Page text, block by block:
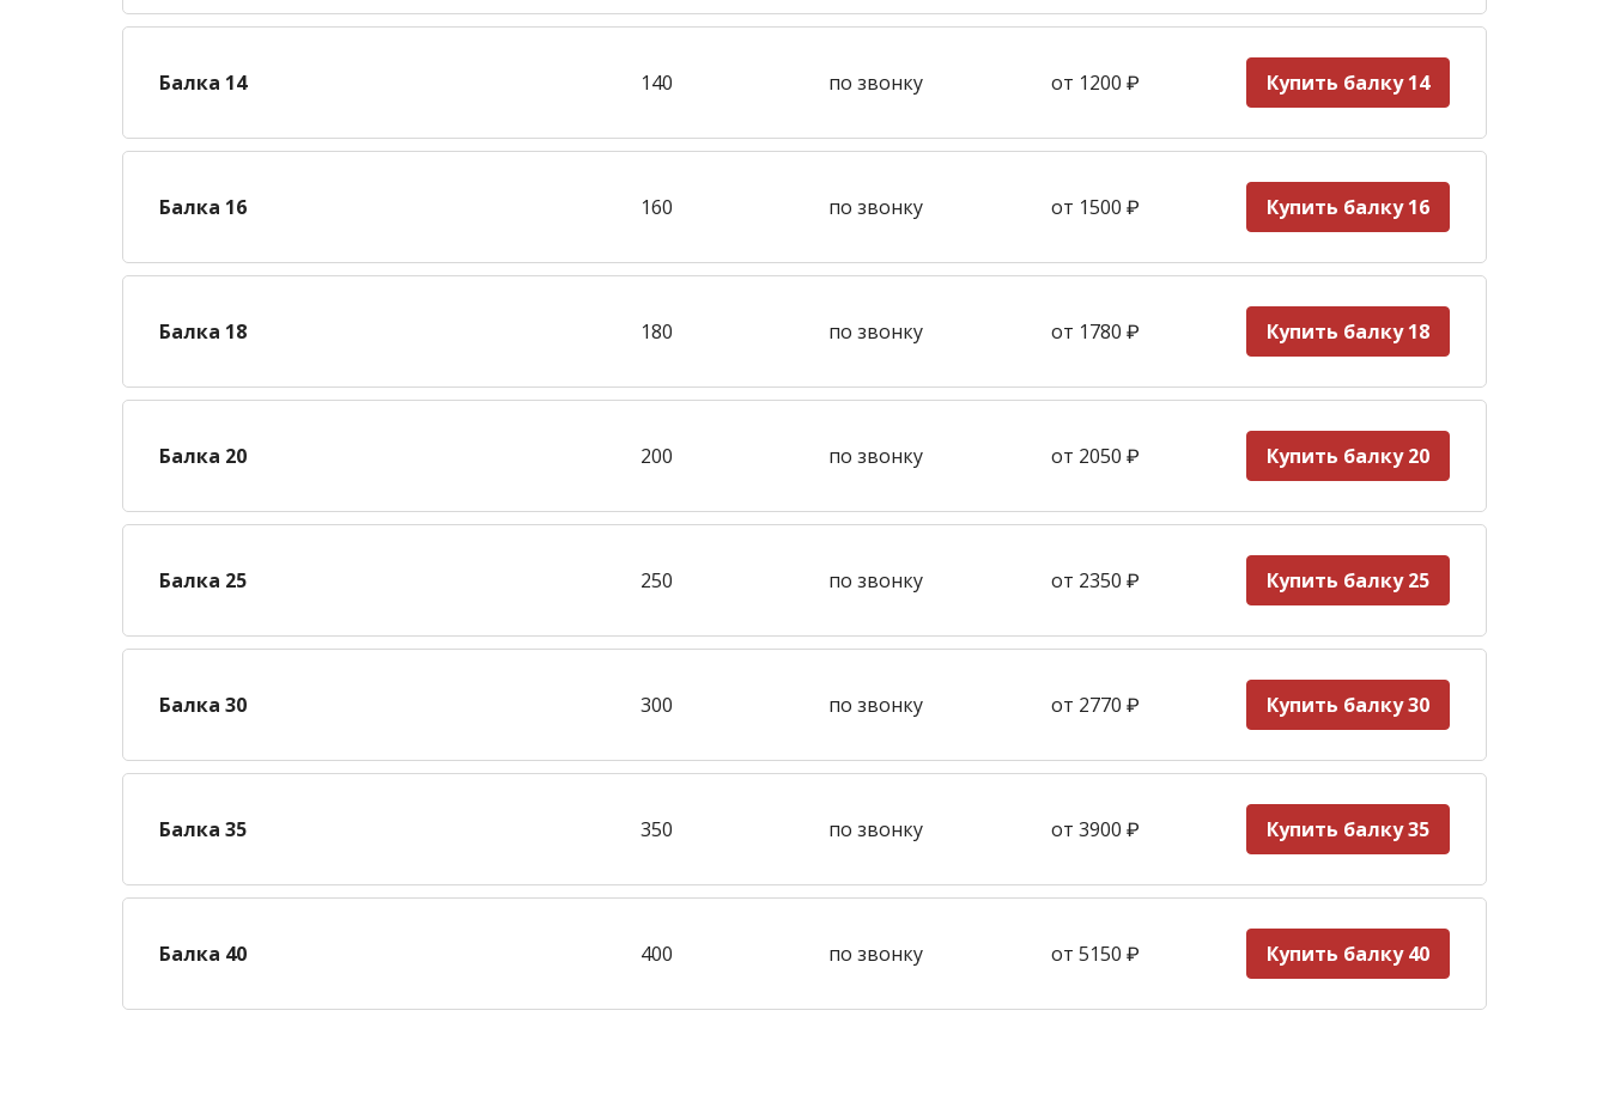
Балка 14 140 по звонку от 1200 ₽ Купить балку 14
Балка 16 160 по звонку от 1500 ₽ Купить балку 16
Балка 18 180 по звонку от 1780 ₽ Купить балку 18
Балка 20 200 по звонку от 2050 ₽ Купить балку 20
Балка 25 250 по звонку от 2350 ₽ Купить балку 25
Балка 30 300 по звонку от 2770 ₽ Купить балку 30
Балка 35 350 по звонку от 3900 ₽ Купить балку 35
Балка 40 400 по звонку от 5150 ₽ Купить балку 40